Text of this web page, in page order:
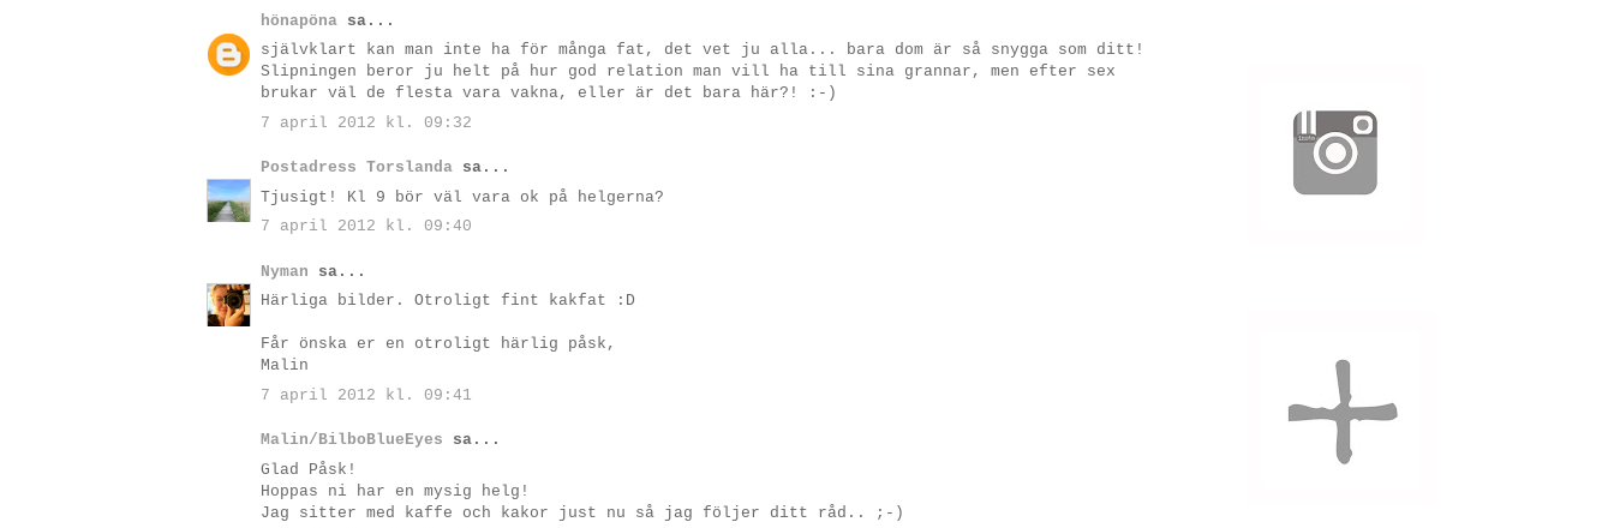
hönapöna sa...
självklart kan man inte ha för många fat, det vet ju alla... bara dom är så snygga som ditt!
Slipningen beror ju helt på hur god relation man vill ha till sina grannar, men efter sex
brukar väl de flesta vara vakna, eller är det bara här?! :-)
7 april 2012 kl. 09:32
Postadress Torslanda sa...
Tjusigt! Kl 9 bör väl vara ok på helgerna?
7 april 2012 kl. 09:40
Nyman sa...
Härliga bilder. Otroligt fint kakfat :D
Får önska er en otroligt härlig påsk,
Malin
7 april 2012 kl. 09:41
Malin/BilboBlueEyes sa...
Glad Påsk!
Hoppas ni har en mysig helg!
Jag sitter med kaffe och kakor just nu så jag följer ditt råd.. ;-)